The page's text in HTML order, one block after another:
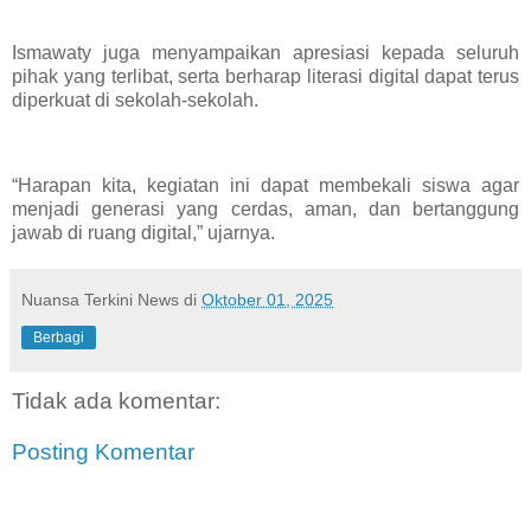
Ismawaty juga menyampaikan apresiasi kepada seluruh
pihak yang terlibat, serta berharap literasi digital dapat terus
diperkuat di sekolah-sekolah.
“Harapan kita, kegiatan ini dapat membekali siswa agar
menjadi generasi yang cerdas, aman, dan bertanggung
jawab di ruang digital,” ujarnya.
Nuansa Terkini News di Oktober 01, 2025
Berbagi
Tidak ada komentar:
Posting Komentar